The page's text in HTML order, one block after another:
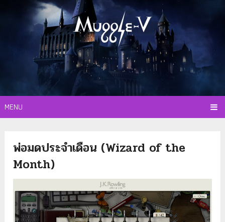
MENU
พ่อมดประจำเดือน (Wizard of the
Month)